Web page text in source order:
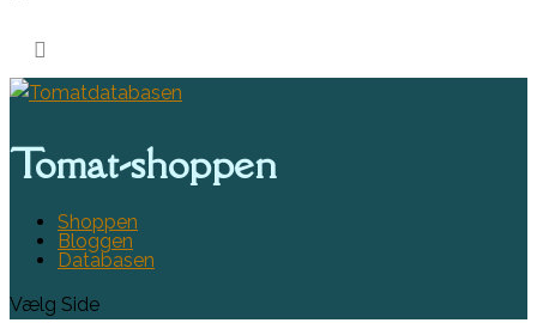

Tomat-shoppen
Shoppen
Bloggen
Databasen
Vælg Side